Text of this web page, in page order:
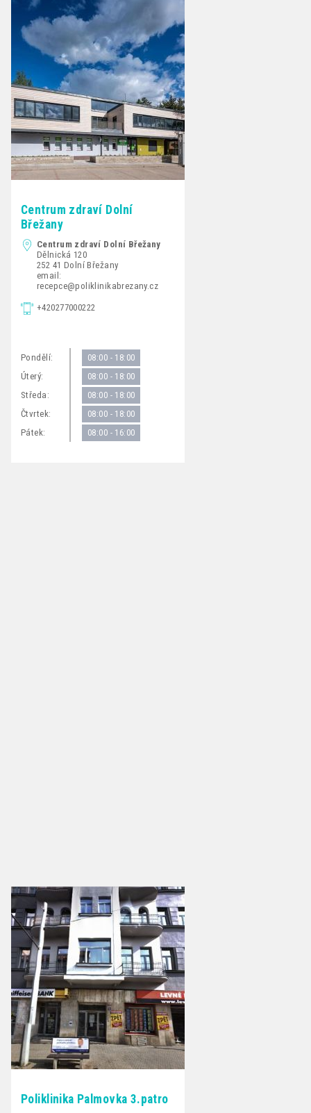
Centrum zdraví Dolní
Břežany
Centrum zdraví Dolní Břežany
Dělnická 120
252 41 Dolní Břežany
email:
recepce@poliklinikabrezany.cz
+420277000222
Pondělí: 08:00 - 18:00
Úterý: 08:00 - 18:00
Středa: 08:00 - 18:00
Čtvrtek: 08:00 - 18:00
Pátek: 08:00 - 16:00
Poliklinika Palmovka 3.patro